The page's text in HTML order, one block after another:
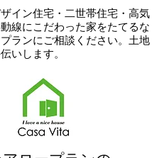
イン住宅・二世帯住宅・高気
線にこだわった家をたてるな
ランにご相談ください。土地
いします。